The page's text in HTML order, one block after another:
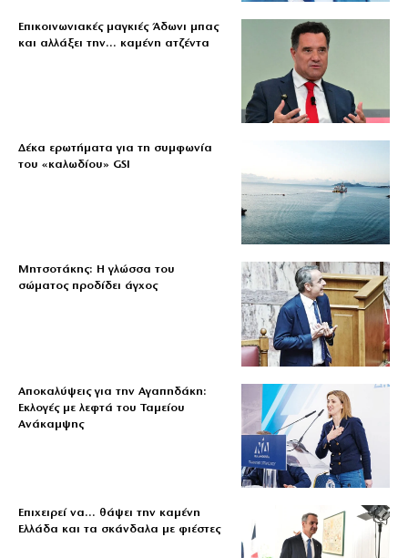
Επικοινωνιακές μαγκιές Άδωνι μπας
και αλλάξει την… καμένη ατζέντα
Δέκα ερωτήματα για τη συμφωνία
του «καλωδίου» GSI
Μητσοτάκης: Η γλώσσα του
σώματος προδίδει άγχος
Αποκαλύψεις για την Αγαπηδάκη:
Εκλογές με λεφτά του Ταμείου
Ανάκαμψης
Επιχειρεί να… θάψει την καμένη
Ελλάδα και τα σκάνδαλα με φιέστες